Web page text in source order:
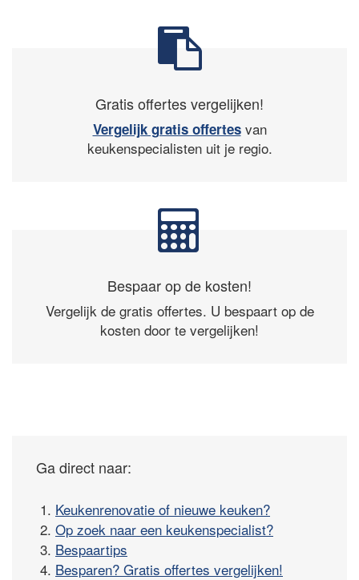
Gratis offertes vergelijken!
Vergelijk gratis offertesvan
keukenspecialisten uit je regio.
Bespaar op de kosten!
Vergelijk de gratis offertes. U bespaart op de
kosten door te vergelijken!
Ga direct naar:
1. Keukenrenovatie of nieuwe keuken?
2. Op zoek naar een keukenspecialist?
3. Bespaartips
4. Besparen? Gratis offertes vergelijken!